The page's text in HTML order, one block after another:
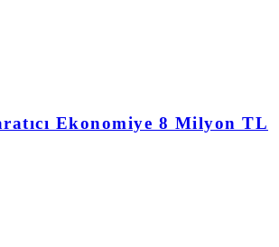
Ekonomiye 8 Milyon TL